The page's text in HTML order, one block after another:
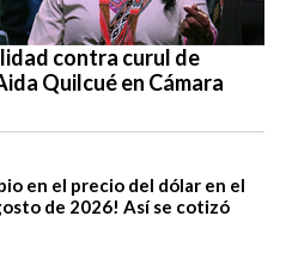
contra curul de
Quilcué en Cámara
en el precio del dólar en el
de 2026! Así se cotizó